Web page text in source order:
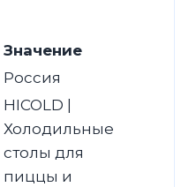
Значение
Россия
HICOLD |
Холодильные
столы для
пиццы и